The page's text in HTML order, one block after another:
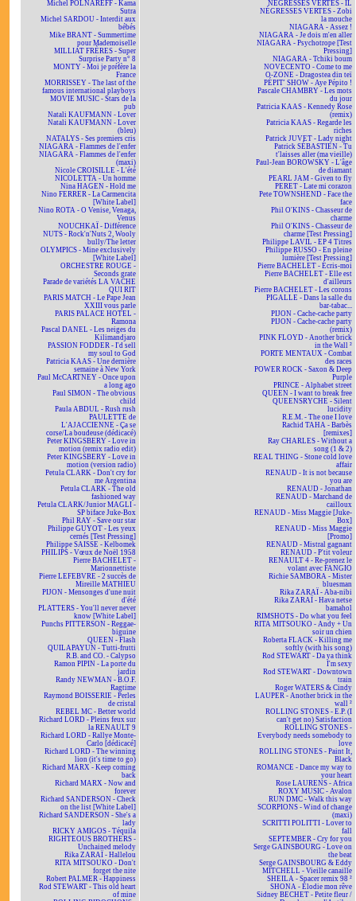
Michel POLNAREFF - Kama
Sutra
Michel SARDOU - Interdit aux
bébés
Mike BRANT - Summertime
pour Mademoiselle
MILLIAT FRÈRES - Super
Surprise Party n° 8
MONTY - Moi je préfère la
France
MORRISSEY - The last of the
famous international playboys
MOVIE MUSIC - Stars de la
pub
Natali KAUFMANN - Lover
Natali KAUFMANN - Lover
(bleu)
NATALYS - Ses premiers cris
NIAGARA - Flammes de l'enfer
NIAGARA - Flammes de l'enfer
(maxi)
Nicole CROISILLE - L'été
NICOLETTA - Un homme
Nina HAGEN - Hold me
Nino FERRER - La Carmencita
[White Label]
Nino ROTA - O Venise, Venaga,
Venus
NOUCHKAÏ - Différence
NUTS - Rock'n'Nuts 2, Wooly
bully/The letter
OLYMPICS - Mine exclusively
[White Label]
ORCHESTRE ROUGE -
Seconds grate
Parade de variétés LA VACHE
QUI RIT
PARIS MATCH - Le Pape Jean
XXIII vous parle
PARIS PALACE HOTEL -
Ramona
Pascal DANEL - Les neiges du
Kilimandjaro
PASSION FODDER - I'd sell
my soul to God
Patricia KAAS - Une dernière
semaine à New York
Paul McCARTNEY - Once upon
a long ago
Paul SIMON - The obvious
child
Paula ABDUL - Rush rush
PAULETTE de
L'AJACCIENNE - Ça se
corse/La boudeuse (dédicacé)
Peter KINGSBERY - Love in
motion (remix radio edit)
Peter KINGSBERY - Love in
motion (version radio)
Petula CLARK - Don't cry for
me Argentina
Petula CLARK - The old
fashioned way
Petula CLARK/Junior MAGLI -
SP biface Juke-Box
Phil RAY - Save our star
Philippe GUYOT - Les yeux
cernés [Test Pressing]
Philippe SAISSE - Kelbomek
PHILIPS - Vœux de Noël 1958
Pierre BACHELET -
Marionnettiste
Pierre LEFEBVRE - 2 succès de
Mireille MATHIEU
PIJON - Mensonges d'une nuit
d'été
PLATTERS - You'll never never
know [White Label]
Punchs PITTERSON - Reggae-
biguine
QUEEN - Flash
QUILAPAYUN - Tutti-frutti
R.B. and CO. - Calypso
Ramon PIPIN - La porte du
jardin
Randy NEWMAN - B.O.F.
Ragtime
Raymond BOISSERIE - Perles
de cristal
REBEL MC - Better world
Richard LORD - Pleins feux sur
la RENAULT 9
Richard LORD - Rallye Monte-
Carlo [dédicacé]
Richard LORD - The winning
lion (it's time to go)
Richard MARX - Keep coming
back
Richard MARX - Now and
forever
Richard SANDERSON - Check
on the list [White Label]
Richard SANDERSON - She's a
lady
RICKY AMIGOS - Téquila
RIGHTEOUS BROTHERS -
Unchained melody
Rika ZARAÏ - Hallelou
RITA MITSOUKO - Don't
forget the nite
Robert PALMER - Happiness
Rod STEWART - This old heart
of mine
NÉGRESSES VERTES - IL
NÉGRESSES VERTES - Zobi
la mouche
NIAGARA - Assez !
NIAGARA - Je dois m'en aller
NIAGARA - Psychotrope [Test
Pressing]
NIAGARA - Tchiki boum
NOVECENTO - Come to me
O-ZONE - Dragostea din teï
PÉPIT' SHOW - Aye Pépito !
Pascale CHAMBRY - Les mots
du jour
Patricia KAAS - Kennedy Rose
(remix)
Patricia KAAS - Regarde les
riches
Patrick JUVET - Lady night
Patrick SÉBASTIEN - Tu
t'laisses aller (ma vieille)
Paul-Jean BOROWSKY - L'âge
de diamant
PEARL JAM - Given to fly
PERET - Late mi corazon
Pete TOWNSHEND - Face the
face
Phil O'KINS - Chasseur de
charme
Phil O'KINS - Chasseur de
charme [Test Pressing]
Philippe LAVIL - EP 4 Titres
Philippe RUSSO - En pleine
lumière [Test Pressing]
Pierre BACHELET - Écris-moi
Pierre BACHELET - Elle est
d'ailleurs
Pierre BACHELET - Les corons
PIGALLE - Dans la salle du
bar-tabac...
PIJON - Cache-cache party
PIJON - Cache-cache party
(remix)
PINK FLOYD - Another brick
in the Wall ²
PORTE MENTAUX - Combat
des races
POWER ROCK - Saxon & Deep
Purple
PRINCE - Alphabet street
QUEEN - I want to break free
QUEENSRYCHE - Silent
lucidity
R.E.M. - The one I love
Rachid TAHA - Barbès
[remixes]
Ray CHARLES - Without a
song (1 & 2)
REAL THING - Stone cold love
affair
RENAUD - It is not because
you are
RENAUD - Jonathan
RENAUD - Marchand de
cailloux
RENAUD - Miss Maggie [Juke-
Box]
RENAUD - Miss Maggie
[Promo]
RENAUD - Mistral gagnant
RENAUD - P'tit voleur
RENAULT 4 - Re-prenez le
volant avec FANGIO
Richie SAMBORA - Mister
bluesman
Rika ZARAÏ - Aba-nibi
Rika ZARAÏ - Hava netse
bamahol
RIMSHOTS - Do what you feel
RITA MITSOUKO - Andy + Un
soir un chien
Roberta FLACK - Killing me
softly (with his song)
Rod STEWART - Da ya think
I'm sexy
Rod STEWART - Downtown
train
Roger WATERS & Cindy
LAUPER - Another brick in the
wall ²
ROLLING STONES - E.P. (I
can't get no) Satisfaction
ROLLING STONES -
Everybody needs somebody to
love
ROLLING STONES - Paint It,
Black
ROMANCE - Dance my way to
your heart
Rose LAURENS - Africa
ROXY MUSIC - Avalon
RUN DMC - Walk this way
SCORPIONS - Wind of change
(maxi)
SCRITTI POLITTI - Lover to
fall
SEPTEMBER - Cry for you
Serge GAINSBOURG - Love on
the beat
Serge GAINSBOURG & Eddy
MITCHELL - Vieille canaille
SHEILA - Spacer remix 98 ²
SHONA - Elodie mon rêve
Sidney BECHET - Petite fleur /